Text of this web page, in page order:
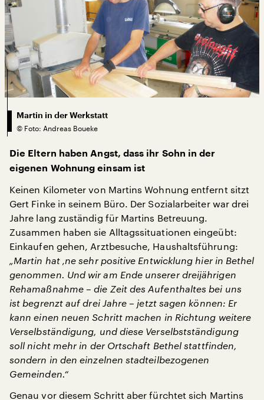
Martin in der Werkstatt
© Foto: Andreas Boueke
Die Eltern haben Angst, dass ihr Sohn in der
eigenen Wohnung einsam ist
Keinen Kilometer von Martins Wohnung entfernt sitzt
Gert Finke in seinem Büro. Der Sozialarbeiter war drei
Jahre lang zuständig für Martins Betreuung.
Zusammen haben sie Alltagssituationen eingeübt:
Einkaufen gehen, Arztbesuche, Haushaltsführung:
„Martin hat ‚ne sehr positive Entwicklung hier in Bethel
genommen. Und wir am Ende unserer dreijährigen
Rehamaßnahme – die Zeit des Aufenthaltes bei uns
ist begrenzt auf drei Jahre – jetzt sagen können: Er
kann einen neuen Schritt machen in Richtung weitere
Verselbständigung, und diese Verselbstständigung
soll nicht mehr in der Ortschaft Bethel stattfinden,
sondern in den einzelnen stadteilbezogenen
Gemeinden.“
Genau vor diesem Schritt aber fürchtet sich Martins